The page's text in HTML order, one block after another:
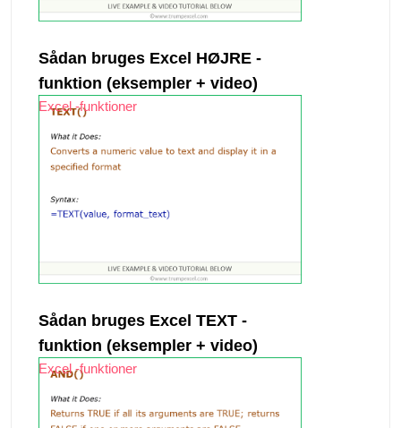
Sådan bruges Excel HØJRE -
funktion (eksempler + video)
Excel -funktioner
Sådan bruges Excel TEXT -
funktion (eksempler + video)
Excel -funktioner